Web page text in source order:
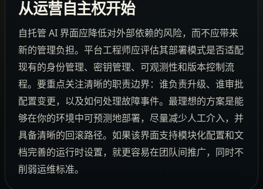
从运营自主权开始
自托管 AI 界面应降低对外部依赖的风险，而不应带来
新的管理负担。平台工程师应评估其部署模式是否适配
现有的身份管理、密钥管理、可观测性和版本控制流
程。要重点关注清晰的职责边界：谁负责升级、谁审批
配置变更，以及如何处理故障事件。最理想的方案是能
够在你的环境中可预测地部署，尽量减少人工介入，并
具备清晰的回滚路径。如果该界面支持模块化配置和文
档完善的运行时设置，就更容易在团队间推广，同时不
削弱运维标准。